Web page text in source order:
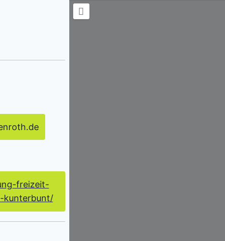
freizeit-
kunterbunt/